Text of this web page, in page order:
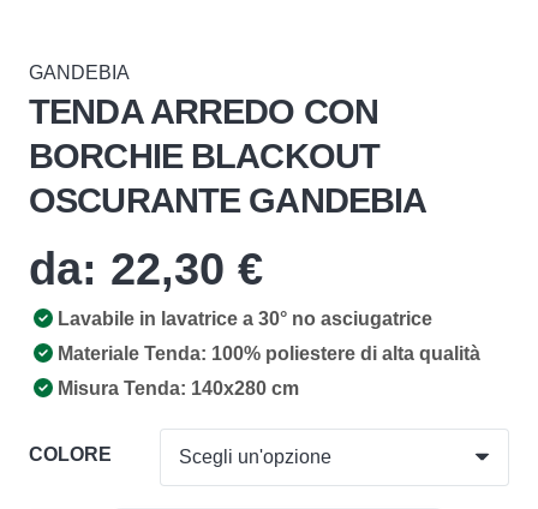
GANDEBIA
TENDA ARREDO CON
BORCHIE BLACKOUT
OSCURANTE GANDEBIA
da: 22,30 €
Lavabile in lavatrice a 30° no asciugatrice
Materiale Tenda: 100% poliestere di alta qualità
Misura Tenda: 140x280 cm
COLORE